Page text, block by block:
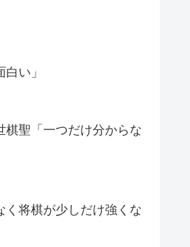
白い」
棋聖「一つだけ分からな
く将棋が少しだけ強くな